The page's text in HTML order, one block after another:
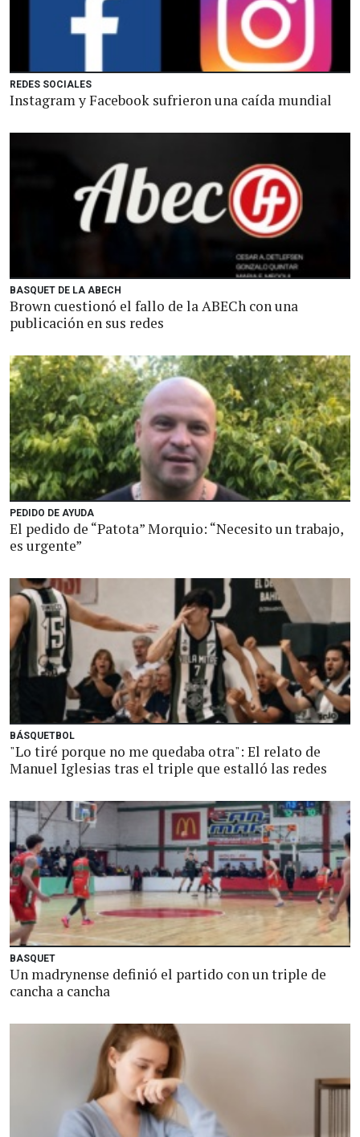
REDES SOCIALES
Instagram y Facebook sufrieron una caída mundial
BASQUET DE LA ABECH
Brown cuestionó el fallo de la ABECh con una
publicación en sus redes
PEDIDO DE AYUDA
El pedido de “Patota” Morquio: “Necesito un trabajo,
es urgente”
BÁSQUETBOL
"Lo tiré porque no me quedaba otra": El relato de
Manuel Iglesias tras el triple que estalló las redes
BASQUET
Un madrynense definió el partido con un triple de
cancha a cancha